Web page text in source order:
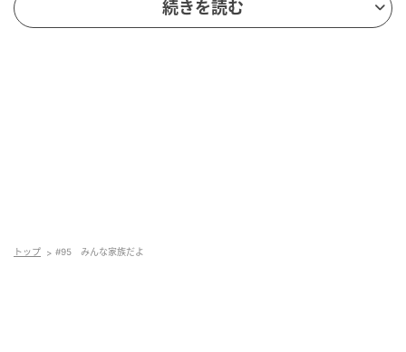
続きを読む
トップ #95 みんな家族だよ